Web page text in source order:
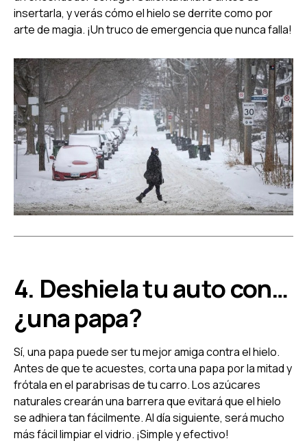
insertarla, y verás cómo el hielo se derrite como por
arte de magia. ¡Un truco de emergencia que nunca falla!
4. Deshiela tu auto con…
¿una papa?
Sí, una papa puede ser tu mejor amiga contra el hielo.
Antes de que te acuestes, corta una papa por la mitad y
frótala en el parabrisas de tu carro. Los azúcares
naturales crearán una barrera que evitará que el hielo
se adhiera tan fácilmente. Al día siguiente, será mucho
más fácil limpiar el vidrio. ¡Simple y efectivo!